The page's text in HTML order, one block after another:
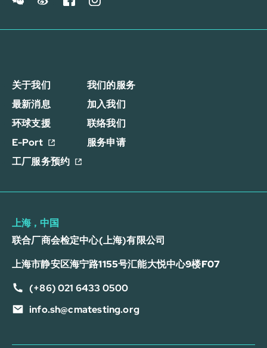
关于我们
我们的服务
最新消息
加入我们
环球支援
联络我们
E-Port
服务申请
工厂服务预约
上海，中国
联合厂商会检定中心(上海)有限公司
上海市静安区海宁路1155号汇能大悦中心9楼F07
(+86) 021 6433 0500
info.sh@cmatesting.org